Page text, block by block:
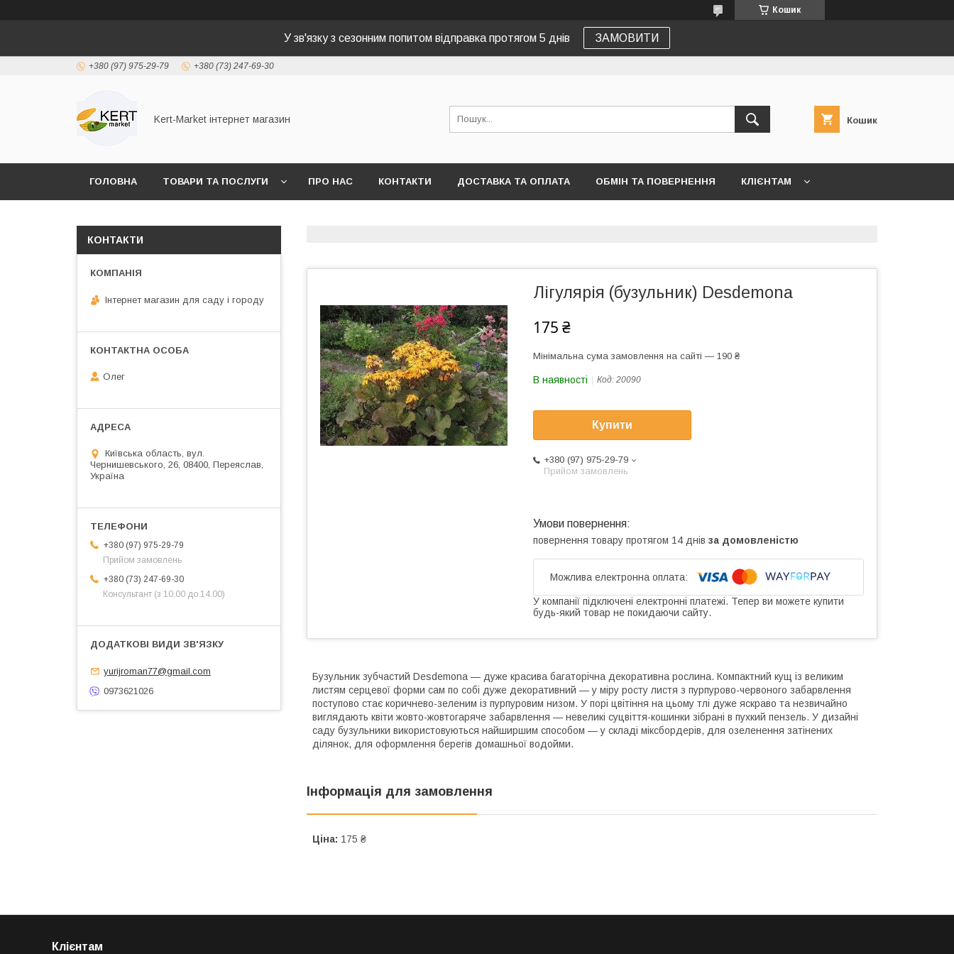
Кошик
У зв'язку з сезонним попитом відправка протягом 5 днів ЗАМОВИТИ
+380 (97) 975-29-79 +380 (73) 247-69-30
Kert-Market інтернет магазин Кошик
ГОЛОВНА ТОВАРИ ТА ПОСЛУГИ ПРО НАС КОНТАКТИ ДОСТАВКА ТА ОПЛАТА ОБМІН ТА ПОВЕРНЕННЯ КЛІЄНТАМ
Лігулярія (бузульник) Desdemona
175 ₴
Мінімальна сума замовлення на сайті — 190 ₴
В наявності Код: 20090
Купити
+380 (97) 975-29-79
Прийом замовлень
повернення товару протягом 14 днів за домовленістю
У компанії підключені електронні платежі. Тепер ви можете купити
будь-який товар не покидаючи сайту.
Бузульник зубчастий Desdemona — дуже красива багаторічна декоративна рослина. Компактний кущ із великим
листям серцевої форми сам по собі дуже декоративний — у міру росту листя з пурпурово-червоного забарвлення
поступово стає коричнево-зеленим із пурпуровим низом. У порі цвітіння на цьому тлі дуже яскраво та незвичайно
виглядають квіти жовто-жовтогаряче забарвлення — невеликі суцвіття-кошинки зібрані в пухкий пензель. У дизайні
саду бузульники використовуються найширшим способом — у складі міксбордерів, для озеленення затінених
ділянок, для оформлення берегів домашньої водойми.
Інформація для замовлення
Ціна: 175 ₴
КОНТАКТИ
Інтернет магазин для саду і городу
Олег
Київська область, вул.
Чернишевського, 26, 08400, Переяслав,
Україна
+380 (97) 975-29-79
Прийом замовлень
+380 (73) 247-69-30
Консультант (з 10.00 до 14.00)
yurijroman77@gmail.com
0973621026
Клієнтам